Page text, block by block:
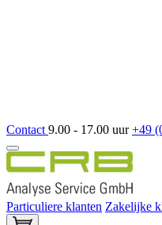
Contact 9.00 - 17.00 uur+49
Particuliere klanten Zakelijke